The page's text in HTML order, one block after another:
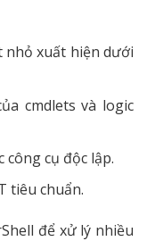
nhỏ xuất hiện dưới
cmdlets và logic
công cụ độc lập.
tiêu chuẩn.
để xử lý nhiều